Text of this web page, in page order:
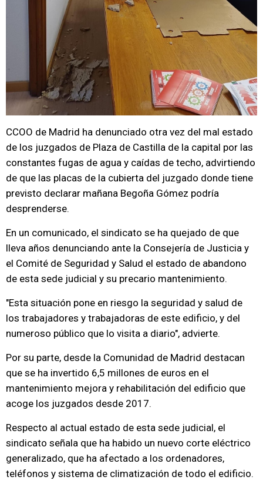
CCOO de Madrid ha denunciado otra vez del mal estado
de los juzgados de Plaza de Castilla de la capital por las
constantes fugas de agua y caídas de techo, advirtiendo
de que las placas de la cubierta del juzgado donde tiene
previsto declarar mañana Begoña Gómez podría
desprenderse.
En un comunicado, el sindicato se ha quejado de que
lleva años denunciando ante la Consejería de Justicia y
el Comité de Seguridad y Salud el estado de abandono
de esta sede judicial y su precario mantenimiento.
"Esta situación pone en riesgo la seguridad y salud de
los trabajadores y trabajadoras de este edificio, y del
numeroso público que lo visita a diario", advierte.
Por su parte, desde la Comunidad de Madrid destacan
que se ha invertido 6,5 millones de euros en el
mantenimiento mejora y rehabilitación del edificio que
acoge los juzgados desde 2017.
Respecto al actual estado de esta sede judicial, el
sindicato señala que ha habido un nuevo corte eléctrico
generalizado, que ha afectado a los ordenadores,
teléfonos y sistema de climatización de todo el edificio.